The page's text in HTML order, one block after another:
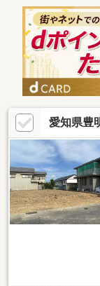
アクセス：幅員約
もスムーズです。
公園、ドラッグス
しに便利な住環境
実際の住み心地は
に現地見学へお越
愛知県豊